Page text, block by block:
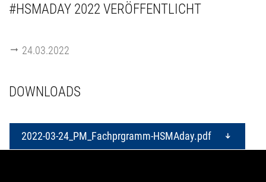
#HSMADAY 2022 VERÖFFENTLICHT
24.03.2022
DOWNLOADS
2022-03-24_PM_Fachprgramm-HSMAday.pdf